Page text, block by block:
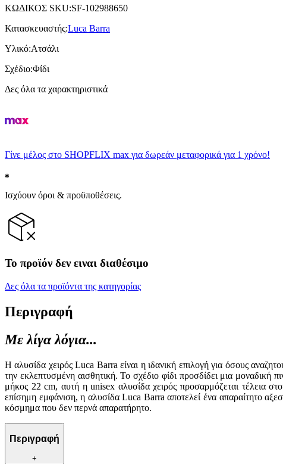
ΚΩΔΙΚΟΣ SKU:SF-102988650
Κατασκευαστής:Luca Barra
Υλικό:Ατσάλι
Σχέδιο:Φίδι
Δες όλα τα χαρακτηριστικά
Γίνε μέλος στο SHOPFLIX max για δωρεάν μεταφορικά για 1 χρόνο!
Ισχύουν όροι & προϋποθέσεις.
Το προϊόν δεν ειναι διαθέσιμο
Δες όλα τα προϊόντα της κατηγορίας
Περιγραφή
Με λίγα λόγια...
Η αλυσίδα χειρός Luca Barra είναι η ιδανική επιλογή για όσους
την εκλεπτυσμένη αισθητική. Το σχέδιο φίδι προσδίδει μια
μήκος 22 cm, αυτή η unisex αλυσίδα χειρός προσαρμόζεται τέλεια
επίσημη εμφάνιση, η αλυσίδα Luca Barra αποτελεί ένα απαραίτητο
κόσμημα που δεν περνά απαρατήρητο.
Περιγραφή
+